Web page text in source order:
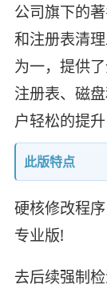
公司旗下的
和注册表清
为一，提供
注册表、磁
户轻松的提
此版特点
硬核修改程
专业版!
去后续强制